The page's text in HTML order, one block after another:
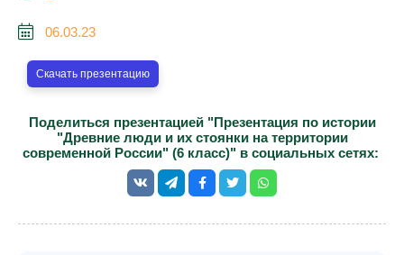
06.03.23
Скачать презентацию
Поделиться презентацией "Презентация по истории
"Древние люди и их стоянки на территории
современной России" (6 класс)" в социальных сетях: